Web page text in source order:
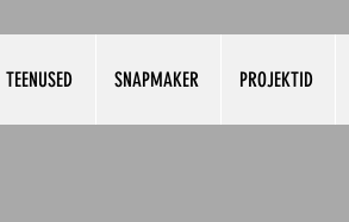
TEENUSED SNAPMAKER PROJEKTID